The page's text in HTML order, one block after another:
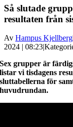
Så slutade
resultaten från
Av Hampus Kjellberg
2024 | 08:23|
Sex grupper är
listar vi tisdagens
sluttabellerna för
huvudrundan.